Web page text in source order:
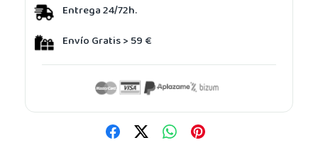
Entrega 24/72h.
Envío Gratis > 59 €